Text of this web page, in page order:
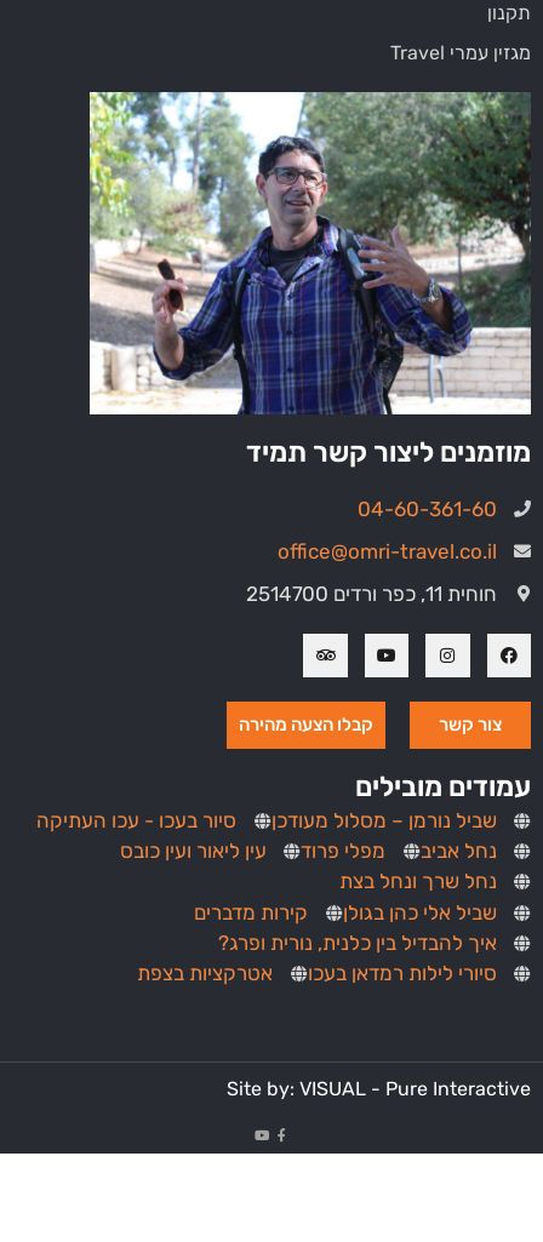
תקנון
מגזין עמרי Travel
מוזמנים ליצור קשר תמיד
04-60-361-60
office@omri-travel.co.il
חוחית 11, כפר ורדים 2514700
צור קשר קבלו הצעה מהירה
עמודים מובילים
שביל נורמן – מסלול מעודכן
סיור בעכו - עכו העתיקה
נחל אביב
מפלי פרוד
עין ליאור ועין כובס
נחל שרך ונחל בצת
שביל אלי כהן בגולן
קירות מדברים
איך להבדיל בין כלנית, נורית ופרג?
סיורי לילות רמדאן בעכו
אטרקציות בצפת
Site by: VISUAL - Pure Interactive